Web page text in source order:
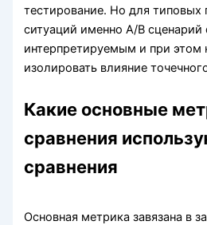
тестирование. Но для типовых
ситуаций именно A/B
интерпретируемым и при
изолировать влияние
Какие основные
сравнения
сравнения
Основная метрика завязана в